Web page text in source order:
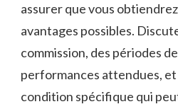
assurer que vous
avantages possibles.
commission, des périodes
⁢performances⁣ attendues,
condition spécifique qui